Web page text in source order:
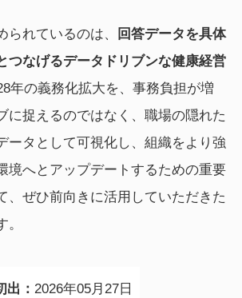
られているのは、
回答データを具体
つなげるデータドリブンな健康経営
年の義務化拡大を、事務負担が増
に捉えるのではなく、職場の隠れた
ータとして可視化し、組織をより強
境へとアップデートするための重要
、ぜひ前向きに活用していただきた
出： 2026年05月27日